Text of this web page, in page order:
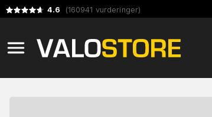
4.6 (160941 vurderinger)